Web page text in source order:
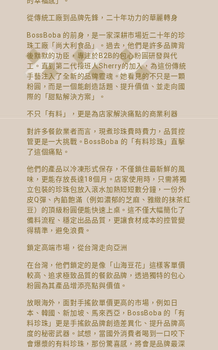
從傳統工廠到品牌先鋒，二十年功力的華麗轉身
BossBoba 的前身，是一家深耕市場近二十年的珍
珠工廠「尚大利食品」。過去，他們是許多品牌背
後默默的功臣，專注於B2B的包心粉圓研發與代
工。直到第二代接班人Sherry的加入，為這份傳統
手藝注入了全新的品牌靈魂。她看見的不只是一顆
粉圓，而是一個能創造話題、提升價值、並走向國
際的「甜點解決方案」。
不只「有料」，更是為店家解決痛點的商業利器
對許多餐飲業者而言，現煮珍珠費時費力，品質控
管更是一大挑戰。BossBoba 的「有料珍珠」直擊
了這個痛點。
他們的產品以冷凍形式保存，不僅鎖住最新鮮的風
味，更能存放長達18個月。店家使用時，只需將獨
立包裝的珍珠包放入滾水加熱短短數分鐘，一份外
皮Q彈、內餡飽滿（例如濃郁的芝麻、雅緻的抹茶紅
豆）的頂級粉圓便能快速上桌。這不僅大幅簡化了
備料流程、穩定出品品質，更讓食材成本的控管變
得精準，避免浪費。
鎖定高端市場，從台灣走向亞洲
在台灣，他們鎖定的是像「山海豆花」這樣客單價
較高、追求極致品質的餐飲品牌，透過獨特的包心
粉圓為其產品增添亮點與價值。
放眼海外，面對手搖飲單價更高的市場，例如日
本、韓國、新加坡、馬來西亞，BossBoba 的「有
料珍珠」更是手搖飲品牌創造差異化、提升品牌高
度的秘密武器。試想，當國外消費者喝到一口咬下
會爆漿的有料珍珠，那份驚喜感，將會是品牌最深